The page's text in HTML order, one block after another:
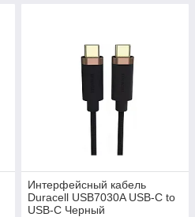
Интерфейсный кабель
Duracell USB7030A USB-C to
USB-C Черный